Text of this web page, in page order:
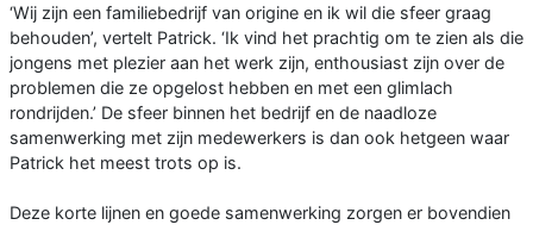
‘Wij zijn een familiebedrijf van origine en ik wil die sfeer graag
behouden’, vertelt Patrick. ‘Ik vind het prachtig om te zien als die
jongens met plezier aan het werk zijn, enthousiast zijn over de
problemen die ze opgelost hebben en met een glimlach
rondrijden.’ De sfeer binnen het bedrijf en de naadloze
samenwerking met zijn medewerkers is dan ook hetgeen waar
Patrick het meest trots op is.
Deze korte lijnen en goede samenwerking zorgen er bovendien